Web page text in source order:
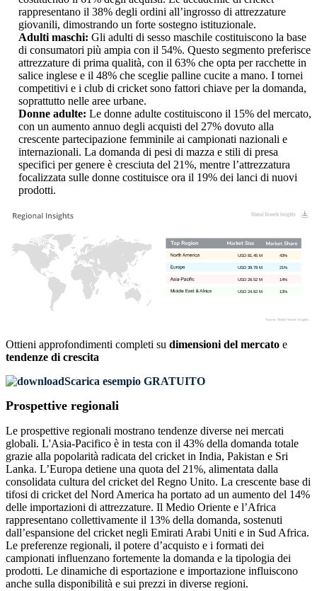
rappresentano il 38% degli ordini all’ingrosso di attrezzature
giovanili, dimostrando un forte sostegno istituzionale.
Adulti maschi: Gli adulti di sesso maschile costituiscono la base
di consumatori più ampia con il 54%. Questo segmento preferisce
attrezzature di prima qualità, con il 63% che opta per racchette in
salice inglese e il 48% che sceglie palline cucite a mano. I tornei
competitivi e i club di cricket sono fattori chiave per la domanda,
soprattutto nelle aree urbane.
Donne adulte: Le donne adulte costituiscono il 15% del mercato,
con un aumento annuo degli acquisti del 27% dovuto alla
crescente partecipazione femminile ai campionati nazionali e
internazionali. La domanda di pesi di mazza e stili di presa
specifici per genere è cresciuta del 21%, mentre l’attrezzatura
focalizzata sulle donne costituisce ora il 19% dei lanci di nuovi
prodotti.
13%
USD 24.62 M
14%
USD 26.52 M
21%
USD 39.78 M
43%
USD 81.45 M
Ottieni approfondimenti completi su dimensioni del mercato e
tendenze di crescita
Scarica esempio GRATUITO
Prospettive regionali
Le prospettive regionali mostrano tendenze diverse nei mercati
globali. L'Asia-Pacifico è in testa con il 43% della domanda totale
grazie alla popolarità radicata del cricket in India, Pakistan e Sri
Lanka. L’Europa detiene una quota del 21%, alimentata dalla
consolidata cultura del cricket del Regno Unito. La crescente base di
tifosi di cricket del Nord America ha portato ad un aumento del 14%
delle importazioni di attrezzature. Il Medio Oriente e l’Africa
rappresentano collettivamente il 13% della domanda, sostenuti
dall’espansione del cricket negli Emirati Arabi Uniti e in Sud Africa.
Le preferenze regionali, il potere d’acquisto e i formati dei
campionati influenzano fortemente la domanda e la tipologia dei
prodotti. Le dinamiche di esportazione e importazione influiscono
anche sulla disponibilità e sui prezzi in diverse regioni.